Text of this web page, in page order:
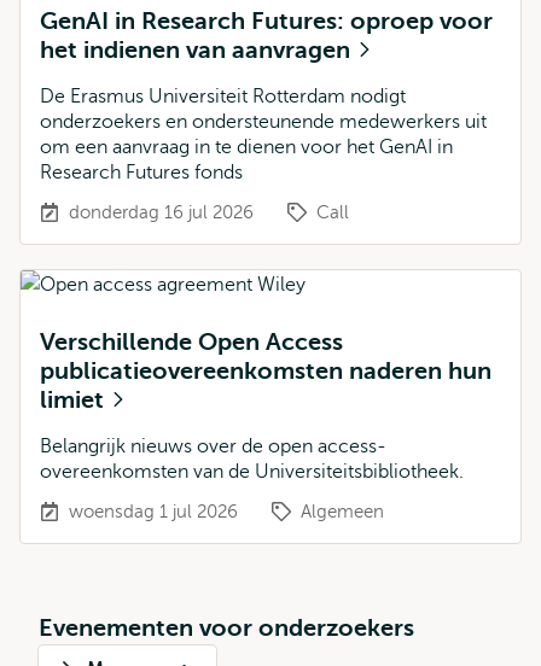
GenAI in Research Futures: oproep voor
het indienen van aanvragen
De Erasmus Universiteit Rotterdam nodigt
onderzoekers en ondersteunende medewerkers uit
om een aanvraag in te dienen voor het GenAI in
Research Futures fonds
donderdag 16 jul 2026 Call
Verschillende Open Access
publicatieovereenkomsten naderen hun
limiet
Belangrijk nieuws over de open access-
overeenkomsten van de Universiteitsbibliotheek.
woensdag 1 jul 2026 Algemeen
Evenementen voor onderzoekers